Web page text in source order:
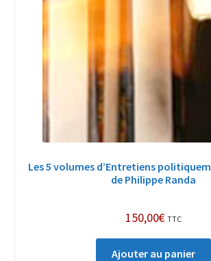
Les 5 volumes d’Entretiens
de Philippe Randa
150,00€ TTC
Ajouter au panier